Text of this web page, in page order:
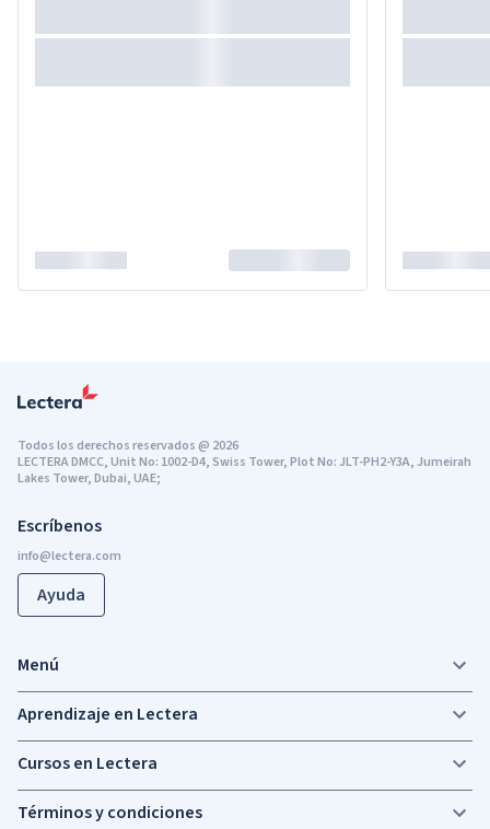
Escríbenos
Ayuda
Todos los derechos reservados@ 2026
LECTERA DMCC, Unit No: 1002-D4, Swiss Tower, Plot No: JLT-PH2-Y3A, Jumeirah
Lakes Tower, Dubai, UAE;
Menú
Aprendizaje en Lectera
Cursos en Lectera
Términos y condiciones